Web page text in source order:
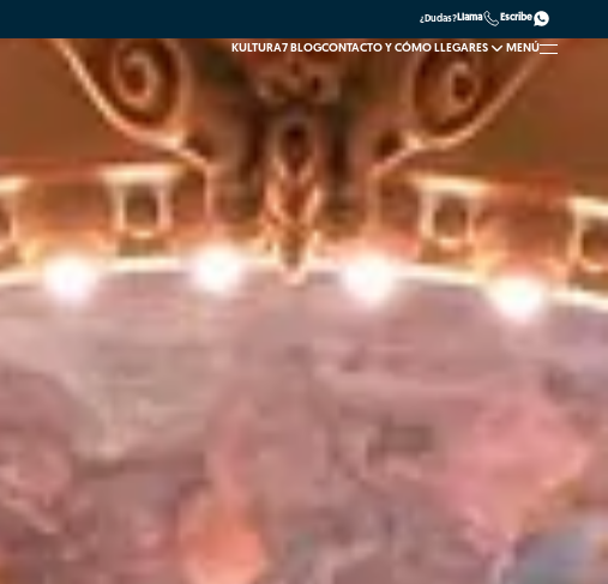
¿Dudas? Llama Escribe
KULTURA7 BLOGCONTACTO Y CÓMO LLEGARES MENÚ